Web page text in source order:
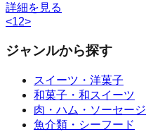
詳細を見る
<12>
ジャンルから探す
スイーツ・洋菓子
和菓子・和スイーツ
肉・ハム・ソーセージ
魚介類・シーフード